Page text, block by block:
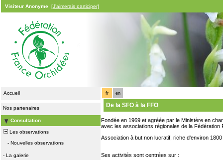
Visiteur Anonyme [J'aimerais participer]
Accueil
Nos partenaires
Consultation
Les observations
- Nouvelles observations
- La galerie
fr en
De la SFO à la FFO
Fondée en 1969 et agréée par le Ministère en
avec les associations régionales de la
Association à but non lucratif, riche d'environ
Ses activités sont centrées sur :